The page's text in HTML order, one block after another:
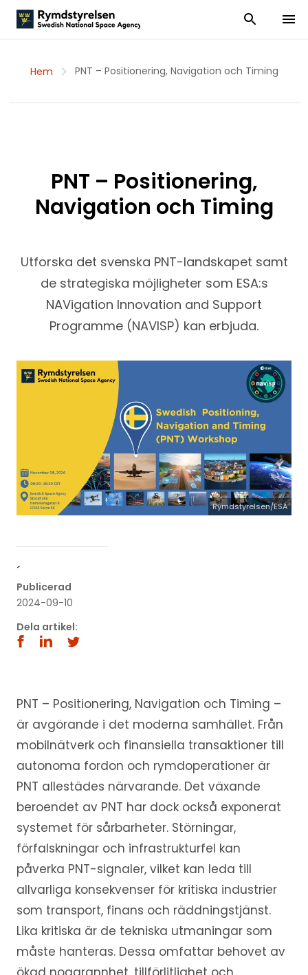
Visa och dölj
Visa
Hem PNT – Positionering, Navigation och Timing
PNT – Positionering,
Navigation och Timing
Utforska det svenska PNT-landskapet samt
de strategiska möjligheter som ESA:s
NAVigation Innovation and Support
Programme (NAVISP) kan erbjuda.
Rymdstyrelsen/ESA
´
Publicerad
2024-09-10
Dela artikel:
PNT – Positionering, Navigation och Timing –
är avgörande i det moderna samhället. Från
mobilnätverk och finansiella transaktioner till
autonoma fordon och rymdoperationer är
PNT allestädes närvarande. Det växande
beroendet av PNT har dock också exponerat
systemet för sårbarheter. Störningar,
förfalskningar och infrastrukturfel kan
påverka PNT-signaler, vilket kan leda till
allvarliga konsekvenser för kritiska industrier
som transport, finans och räddningstjänst.
Lika kritiska är de tekniska utmaningar som
måste hanteras. Dessa omfattar behovet av